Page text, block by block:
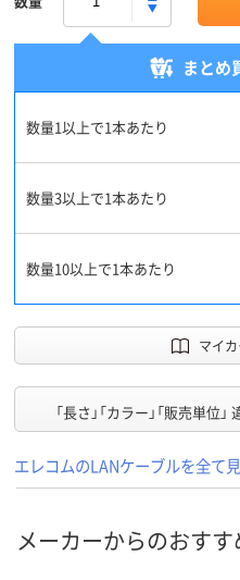
まとめ
数量1以上で1本あたり
数量3以上で1本あたり
数量10以上で1本あたり
マイ
「長さ」「カラー」「販売単位
エレコムのLANケーブルを全て
メーカーからのおすす